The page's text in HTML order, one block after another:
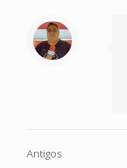
Antigos